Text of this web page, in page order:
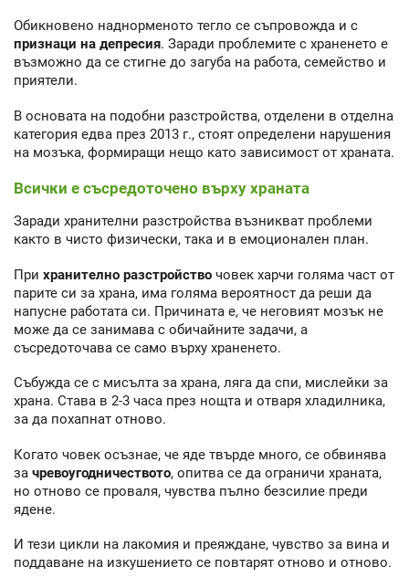
Обикновено наднорменото тегло се съпровожда и с
признаци на депресия. Заради проблемите с храненето е
възможно да се стигне до загуба на работа, семейство и
приятели.
В основата на подобни разстройства, отделени в отделна
категория едва през 2013 г., стоят определени нарушения
на мозъка, формиращи нещо като зависимост от храната.
Всички е съсредоточено върху храната
Заради хранителни разстройства възникват проблеми
както в чисто физически, така и в емоционален план.
При хранително разстройство човек харчи голяма част от
парите си за храна, има голяма вероятност да реши да
напусне работата си. Причината е, че неговият мозък не
може да се занимава с обичайните задачи, а
съсредоточава се само върху храненето.
Събужда се с мисълта за храна, ляга да спи, мислейки за
храна. Става в 2-3 часа през нощта и отваря хладилника,
за да похапнат отново.
Когато човек осъзнае, че яде твърде много, се обвинява
за чревоугодничеството, опитва се да ограничи храната,
но отново се проваля, чувства пълно безсилие преди
ядене.
И тези цикли на лакомия и преяждане, чувство за вина и
поддаване на изкушението се повтарят отново и отново.